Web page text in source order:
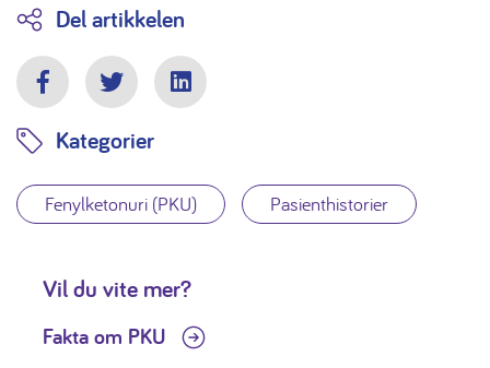
Del artikkelen
FacebookTwitter LinkedIn
Kategorier
Fenylketonuri (PKU) Pasienthistorier
Vil du vite mer?
Fakta om PKU